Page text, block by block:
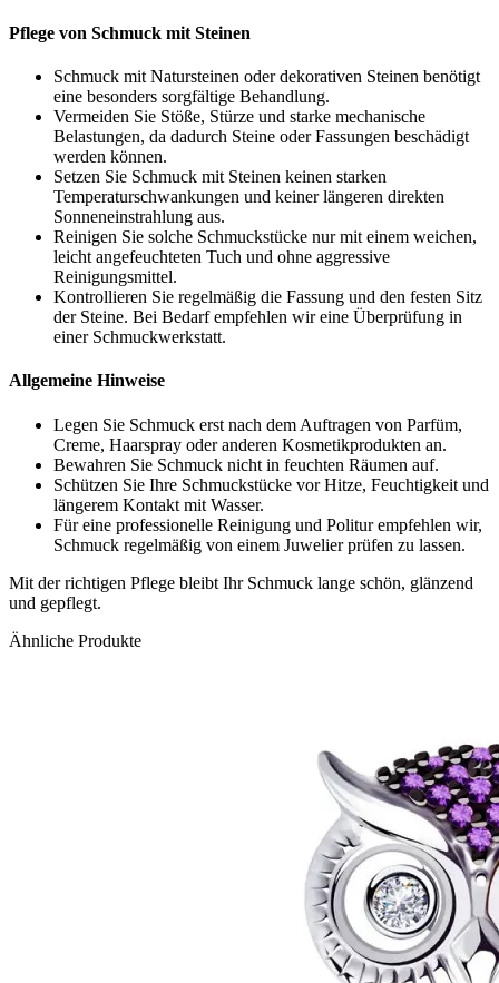
Pflege von Schmuck mit Steinen
Schmuck mit Natursteinen oder dekorativen Steinen benötigt
eine besonders sorgfältige Behandlung.
Vermeiden Sie Stöße, Stürze und starke mechanische
Belastungen, da dadurch Steine oder Fassungen beschädigt
werden können.
Setzen Sie Schmuck mit Steinen keinen starken
Temperaturschwankungen und keiner längeren direkten
Sonneneinstrahlung aus.
Reinigen Sie solche Schmuckstücke nur mit einem weichen,
leicht angefeuchteten Tuch und ohne aggressive
Reinigungsmittel.
Kontrollieren Sie regelmäßig die Fassung und den festen Sitz
der Steine. Bei Bedarf empfehlen wir eine Überprüfung in
einer Schmuckwerkstatt.
Allgemeine Hinweise
Legen Sie Schmuck erst nach dem Auftragen von Parfüm,
Creme, Haarspray oder anderen Kosmetikprodukten an.
Bewahren Sie Schmuck nicht in feuchten Räumen auf.
Schützen Sie Ihre Schmuckstücke vor Hitze, Feuchtigkeit und
längerem Kontakt mit Wasser.
Für eine professionelle Reinigung und Politur empfehlen wir,
Schmuck regelmäßig von einem Juwelier prüfen zu lassen.
Mit der richtigen Pflege bleibt Ihr Schmuck lange schön, glänzend
und gepflegt.
Ähnliche Produkte